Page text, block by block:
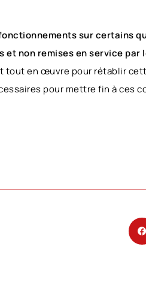
sur certains
et non remises en service
tout en œuvre pour rétablir
pour mettre fin à ces